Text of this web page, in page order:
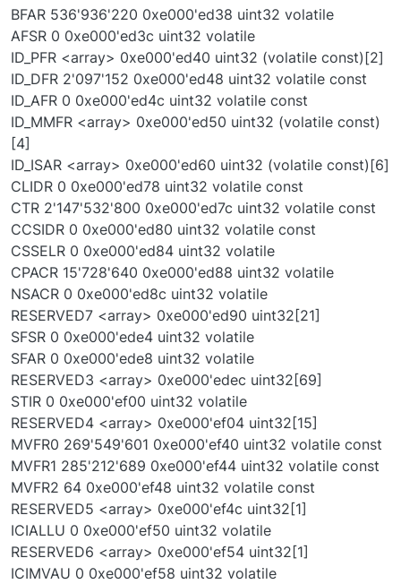
BFAR 536'936'220 0xe000'ed38 uint32 volatile
AFSR 0 0xe000'ed3c uint32 volatile
ID_PFR <array> 0xe000'ed40 uint32 (volatile const)[2]
ID_DFR 2'097'152 0xe000'ed48 uint32 volatile const
ID_AFR 0 0xe000'ed4c uint32 volatile const
ID_MMFR <array> 0xe000'ed50 uint32 (volatile const)
[4]
ID_ISAR <array> 0xe000'ed60 uint32 (volatile const)[6]
CLIDR 0 0xe000'ed78 uint32 volatile const
CTR 2'147'532'800 0xe000'ed7c uint32 volatile const
CCSIDR 0 0xe000'ed80 uint32 volatile const
CSSELR 0 0xe000'ed84 uint32 volatile
CPACR 15'728'640 0xe000'ed88 uint32 volatile
NSACR 0 0xe000'ed8c uint32 volatile
RESERVED7 <array> 0xe000'ed90 uint32[21]
SFSR 0 0xe000'ede4 uint32 volatile
SFAR 0 0xe000'ede8 uint32 volatile
RESERVED3 <array> 0xe000'edec uint32[69]
STIR 0 0xe000'ef00 uint32 volatile
RESERVED4 <array> 0xe000'ef04 uint32[15]
MVFR0 269'549'601 0xe000'ef40 uint32 volatile const
MVFR1 285'212'689 0xe000'ef44 uint32 volatile const
MVFR2 64 0xe000'ef48 uint32 volatile const
RESERVED5 <array> 0xe000'ef4c uint32[1]
ICIALLU 0 0xe000'ef50 uint32 volatile
RESERVED6 <array> 0xe000'ef54 uint32[1]
ICIMVAU 0 0xe000'ef58 uint32 volatile